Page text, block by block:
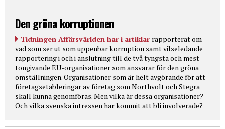
Den gröna korruptionen
Tidningen Affärsvärlden har i artiklar rapporterat om
vad som ser ut som uppenbar korruption samt vilseledande
rapportering i och i anslutning till de två tyngsta och mest
tongivande EU-organisationer som ansvarar för den gröna
omställningen. Organisationer som är helt avgörande för att
företagsetableringar av företag som Northvolt och Stegra
skall kunna genomföras. Men vilka är dessa organisationer?
Och vilka svenska intressen har kommit att bli involverade?